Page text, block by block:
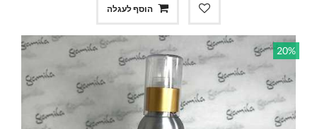
הוסף לעגלה
20%